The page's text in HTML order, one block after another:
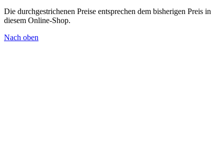
Die durchgestrichenen Preise entsprechen dem bisherigen Preis in
diesem Online-Shop.
Nach oben